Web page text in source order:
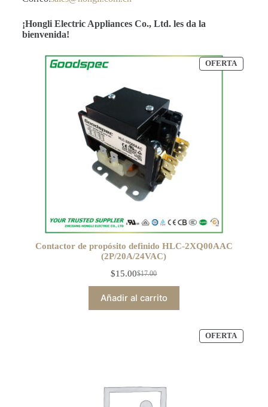
¡Hongli Electric Appliances Co., Ltd. les da la
bienvenida!
OFERTA
Contactor de propósito definido HLC-2XQ00AAC
(2P/20A/24VAC)
$17.00
$15.00
Añadir al carrito
OFERTA